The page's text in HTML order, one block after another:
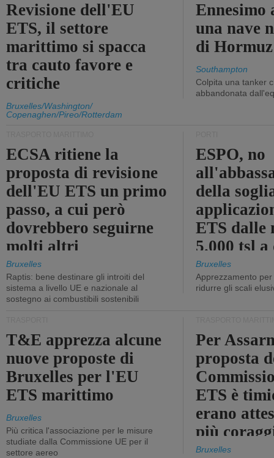
Revisione dell'EU
ETS, il settore
marittimo si spacca
tra cauto favore e
critiche
Bruxelles/Washington/
Copenaghen/Pireo/Rotterdam
Ennesimo
una nave
di Hormuz
Southampton
Colpita una tanker
abbandonata
ECSA ritiene la
proposta di revisione
dell'EU ETS un primo
passo, a cui però
dovrebbero seguirne
molti altri
Bruxelles
Raptis: bene destinare gli introiti del
sistema a livello UE e nazionale al
sostegno ai combustibili sostenibili
ESPO, no
della
ETS dalle
5.000 tsl
400 tsl
Bruxelles
Apprezzamento
ridurre gli scali
T&E apprezza alcune
nuove proposte di
Bruxelles per l'EU
ETS marittimo
Bruxelles
Più critica l'associazione per le misure
studiate dalla Commissione UE per il
settore aereo
Per
proposta
ETS è
erano
più
Bruxelles